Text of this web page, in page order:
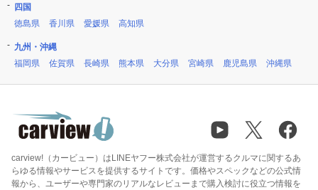
四国
徳島県
香川県 愛媛県 高知県
九州・沖縄
福岡県
佐賀県 長崎県 熊本県 大分県 宮崎県 鹿児島県 沖縄県
carview!（カービュー）はLINEヤフー株式会社が運営するクルマに関するあ
らゆる情報やサービスを提供するサイトです。価格やスペックなどの公式情
報から、ユーザーや専門家のリアルなレビューまで購入検討に役立つ情報を